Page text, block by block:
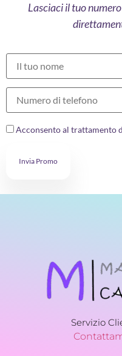
Lasciaci il tuo
Acconsento al trattamento
Invia Promo
Servizio